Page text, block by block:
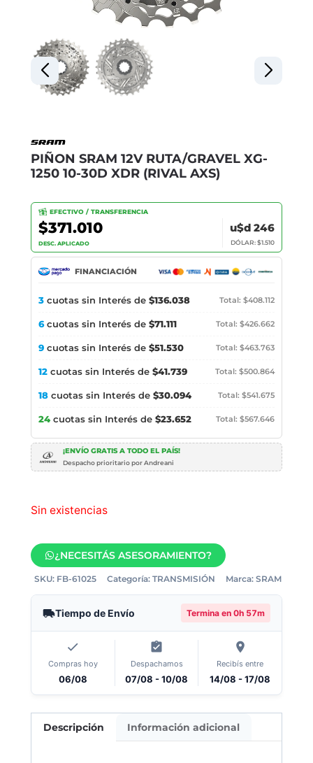
PIÑON SRAM 12V RUTA/GRAVEL XG-
1250 10-30D XDR (RIVAL AXS)
EFECTIVO / TRANSFERENCIA
$371.010
DESC. APLICADO
u$d 246
DÓLAR: $1.510
FINANCIACIÓN
3 cuotas sin Interés de $136.038 Total: $408.112
6cuotas sin Interés de $71.111 Total: $426.662
9 cuotas sin Interés de $51.530 Total: $463.763
12 cuotas sin Interés de $41.739 Total: $500.864
18 cuotas sin Interés de $30.094 Total: $541.675
24 cuotas sin Interés de $23.652 Total: $567.646
¡ENVÍO GRATIS A TODO EL PAÍS!
Despacho prioritario por Andreani
Sin existencias
¿NECESITÁS ASESORAMIENTO?
SKU: FB-61025 Categoría: TRANSMISIÓN Marca: SRAM
Tiempo de Envío Termina en 0h 57m
Compras hoy
06/08
Despachamos
07/08 - 10/08
Recibís entre
14/08 - 17/08
Descripción Información adicional